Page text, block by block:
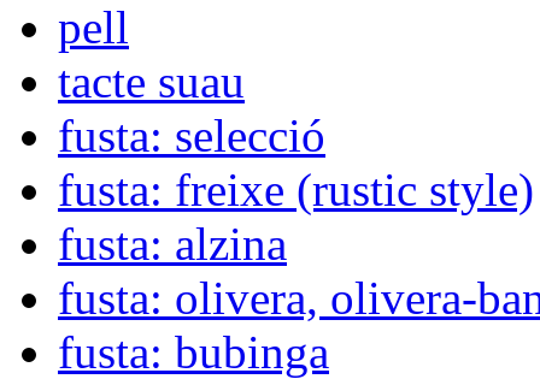
pell
tacte suau
fusta: selecció
fusta: freixe (rustic style)
fusta: alzina
fusta: olivera, olivera-
fusta: bubinga